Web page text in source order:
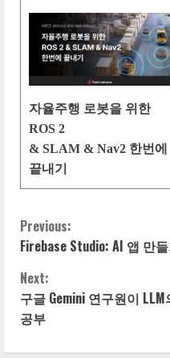
자율주행 로봇을 위한
ROS 2
& SLAM & Nav2 한번에
끝내기
C
o
n
t
Previous:
Firebase Studio: AI 앱 만
Next:
구글 Gemini 연구원이
공부